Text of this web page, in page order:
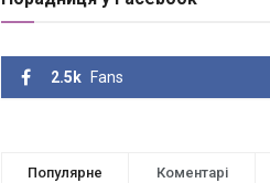
2.5k Fans
Популярне Коментарі